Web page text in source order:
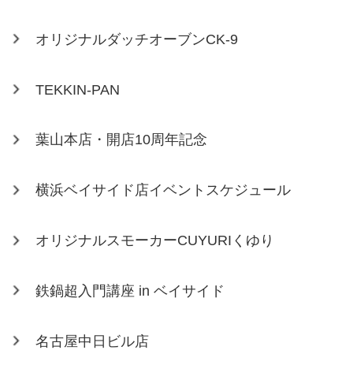
オリジナルダッチオーブンCK-9
TEKKIN-PAN
葉山本店・開店10周年記念
横浜ベイサイド店イベントスケジュール
オリジナルスモーカーCUYURIくゆり
鉄鍋超入門講座 in ベイサイド
名古屋中日ビル店